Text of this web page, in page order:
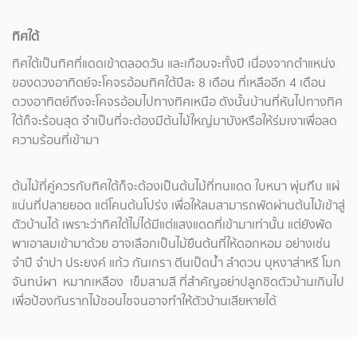
ทิศใต้
ทิศใต้เป็นทิศที่แดดเข้าตลอดวัน และเกือบจะทั้งปี เนื่องจากตำแหน่ง
ของดวงอาทิตย์จะโคจรอ้อมทิศใต้ปีละ 8 เดือน ที่เหลืออีก 4 เดือน
ดวงอาทิตย์ถึงจะโคจรอ้อมไปทางทิศเหนือ ดังนั้นบ้านที่หันไปทางทิศ
ใต้ก็จะร้อนสุด จำเป็นที่จะต้องมีต้นไม้ใหญ่มาบังหรือให้ร่มเงาเพื่อลด
ความร้อนที่เข้ามา
ต้นไม้ที่คู่ควรกับทิศใต้ก็จะต้องเป็นต้นไม้ที่ทนแดด ใบหนา พุ่มทึบ แผ่
แน่นที่ปลายยอด แต่โคนต้นโปร่ง เพื่อให้ลมสามารถพัดผ่านต้นไม้เข้าสู่
ตัวบ้านได้ เพราะว่าทิศใต้ไม่ได้มีแต่แสงแดดที่เข้ามาเท่านั้น แต่ยังพัด
พาเอาลมเข้ามาด้วย อาจเลือกเป็นไม้ยืนต้นที่ให้ดอกหอม อย่างเช่น
จำปี จำปา ประยงค์ แก้ว กันเกรา ตีนเป็ดน้ำ ลำดวน บุหงาส่าหรี โมก
จันทน์ผา หมากเหลือง เข็มสามสี ที่สำคัญอย่าปลูกชิดตัวบ้านเกินไป
เพื่อป้องกันรากไม้ชอนไชจนอาจทำให้ตัวบ้านเสียหายได้